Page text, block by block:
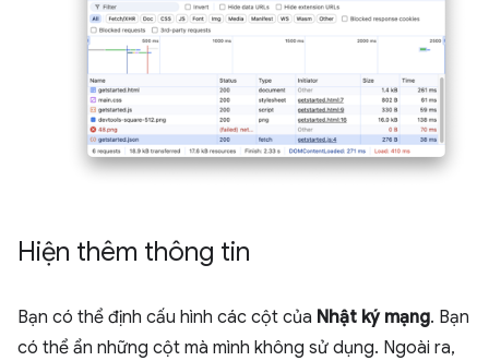
Hiện thêm thông tin
Bạn có thể định cấu hình các cột của Nhật ký mạng. Bạn
có thể ẩn những cột mà mình không sử dụng. Ngoài ra,